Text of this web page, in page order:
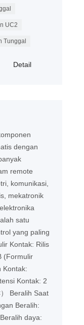
UC2
Tunggal
Detail
dengan
remote
komunikasi,
mekatronik
satu
yang paling
Kontak: Rilis
(Formulir
Kontak:
Kontak: 2
Beralih Saat
Beralih:
daya: